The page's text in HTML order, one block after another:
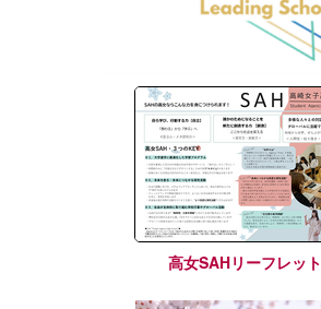
高女SAHリーフレット